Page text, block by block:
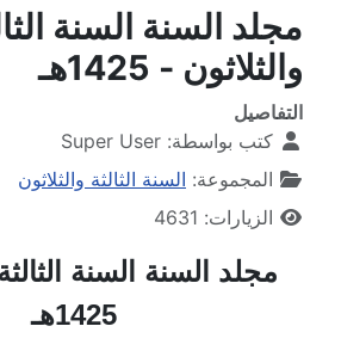
مجلد السنة السنة
والثلاثون - 1425هـ
التفاصيل
كتب بواسطة: Super User
المجموعة: السنة الثالثة والثلاثون
الزيارات: 4631
مجلد السنة السنة
1425هـ